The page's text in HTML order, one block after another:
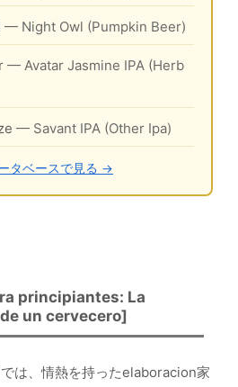
— Night Owl (Pumpkin Beer)
— Avatar Jasmine IPA (Herb
— Savant IPA (Other Ipa)
タベースで見る →
principiantes: La
un cervecero]
は、情熱を持ったelaboracion家